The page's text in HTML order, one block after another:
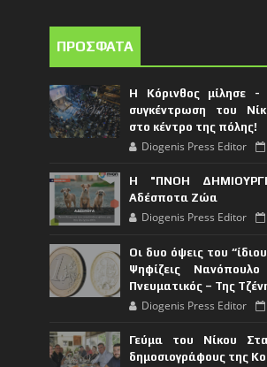
ΠΡΟΣΦΑΤΑ
Η Κόρινθος μίλησε -
συγκέντρωση του
στο κέντρο της πόλης!
Diogenis Press Editor
Η "ΠΝΟΗ
Αδέσποτα Ζώα
Diogenis Press Editor
Οι δυο όψεις του
Ψηφίζεις Νανόπουλο
Πνευματικός – Της
Diogenis Press Editor
Γεύμα του Νίκου
δημοσιογράφους της